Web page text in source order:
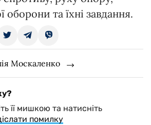
оборони та їхні завдання.
Москаленко
її мишкою та натисніть
помилку